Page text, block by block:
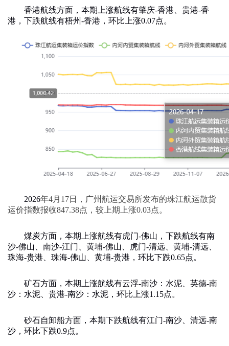
香港航线方面，本期上涨航线有肇庆-香港、贵港-香
港，下跌航线有梧州-香港，环比上涨0.07点。
2026年4月 17日，广州航运交易所发布的珠江航运散货
运价指数报收847.38点，较上期上涨0.03点。
煤炭方面，本期上涨航线有虎门-佛山，下跌航线有南
沙-佛山、南沙-江门、黄埔-佛山、虎门-清远、黄埔-清远、
珠海-贵港、珠海-佛山、黄埔-贵港，环比下跌0.65点。
矿石方面，本期上涨航线有云浮-南沙：水泥、英德-南
沙：水泥、贵港-南沙：水泥，环比上涨1.15点。
砂石自卸船方面，本期下跌航线有江门-南沙、清远-南
沙，环比下跌0.9点。